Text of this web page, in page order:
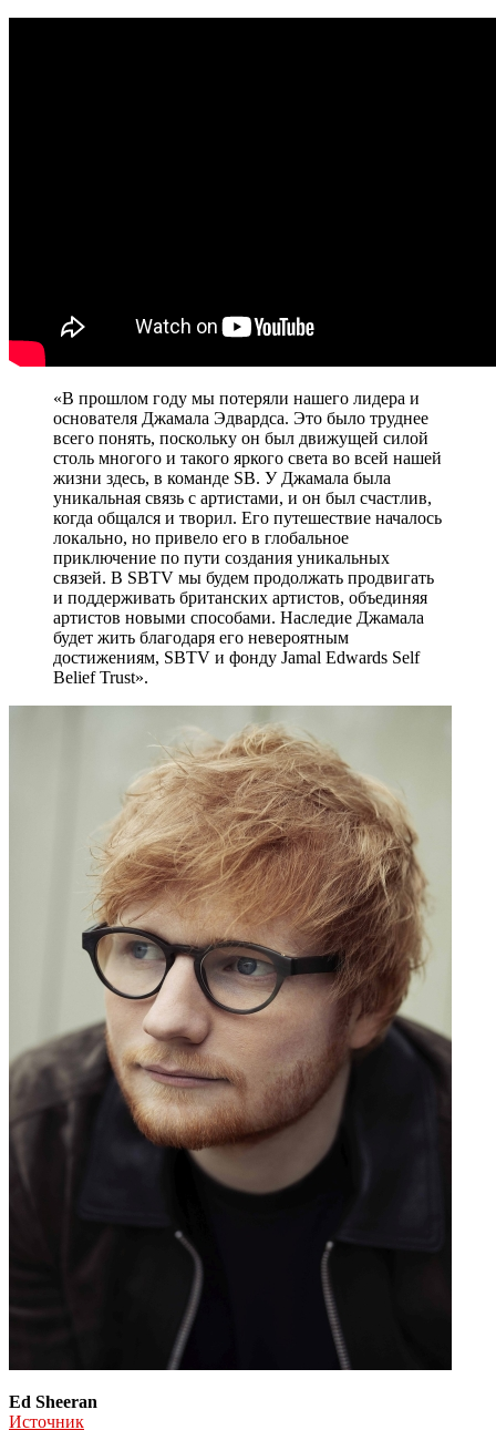
«В прошлом году мы потеряли нашего лидера и
основателя Джамала Эдвардса. Это было труднее
всего понять, поскольку он был движущей силой
столь многого и такого яркого света во всей нашей
жизни здесь, в команде SB. У Джамала была
уникальная связь с артистами, и он был счастлив,
когда общался и творил. Его путешествие началось
локально, но привело его в глобальное
приключение по пути создания уникальных
связей. В SBTV мы будем продолжать продвигать
и поддерживать британских артистов, объединяя
артистов новыми способами. Наследие Джамала
будет жить благодаря его невероятным
достижениям, SBTV и фонду Jamal Edwards Self
Belief Trust».
Ed Sheeran
Источник